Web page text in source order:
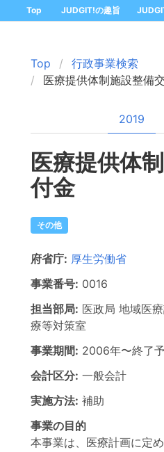
Top JUDGIT!の趣旨
Top
行政事業検索
医療提供体制施設整備
2019
医療提供体
付金
その他
府省庁: 厚生労働省
事業番号: 0016
担当部局: 医政局 地域医
療等対策室
事業期間: 2006年〜終了
会計区分: 一般会計
実施方法: 補助
事業の目的
本事業は、医療計画に定